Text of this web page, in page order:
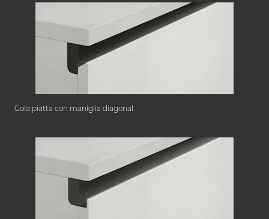
Gola piatta con maniglia diagonal